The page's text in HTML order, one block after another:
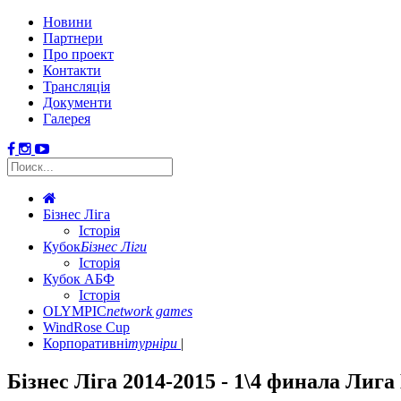
Новини
Партнери
Про проект
Контакти
Трансляція
Документи
Галерея
Бізнес Ліга
Історія
КубокБізнес Ліги
Історія
Кубок АБФ
Історія
OLYMPICnetwork games
WindRose Cup
Корпоративнітурніри
Бізнес Ліга 2014-2015 - 1\4 финала Лига